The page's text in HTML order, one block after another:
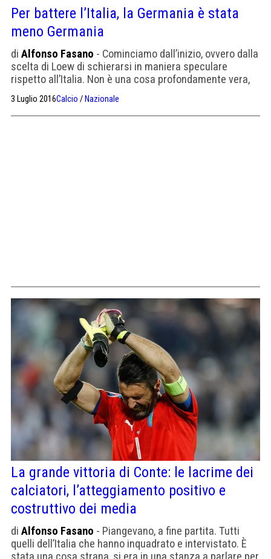
Per battere l’Italia, la Germania è stata
meno Germania
di Alfonso Fasano - Cominciamo dall’inizio, ovvero dalla
scelta di Loew di schierarsi in maniera speculare
rispetto all’Italia. Non è una cosa profondamente vera,
perché si è verificata in un modo molto particolare: il ct
tedesco, infatti, più che cercare di limitare gli azzurri, ha
voluto in qualche modo sfruttarne a proprio vantaggio le
3 Luglio 2016Calcio /Nazionale
La grande vittoria di Conte: le lacrime dei
calciatori, l’atteggiamento positivo e
costruttivo dei media
di Alfonso Fasano - Piangevano, a fine partita. Tutti
quelli dell’Italia che hanno inquadrato e intervistato. È
stata una cosa strana, si era in una stanza a parlare per